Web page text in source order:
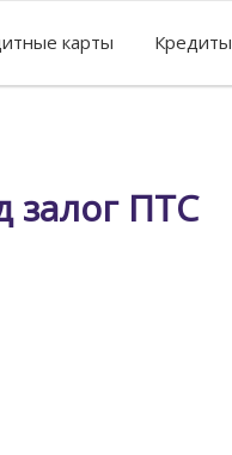
карты Кредиты
залог ПТС